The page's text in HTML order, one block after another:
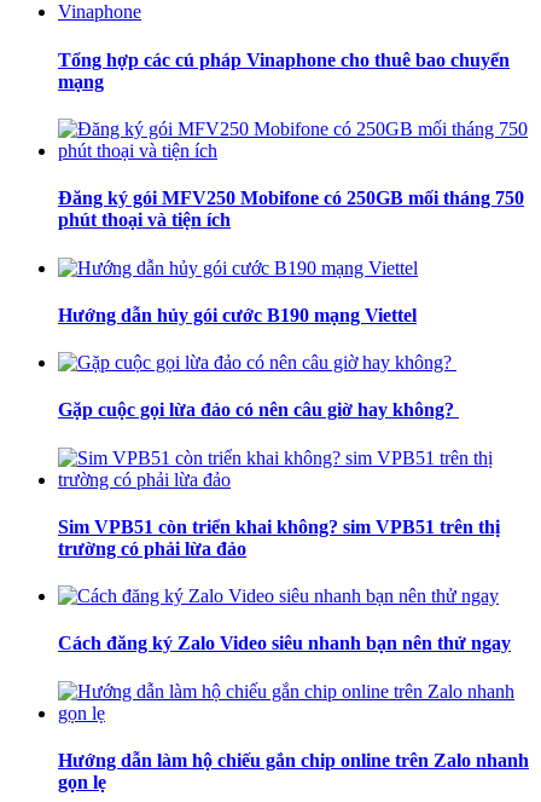
Tổng hợp các cú pháp Vinaphone cho thuê bao chuyển
mạng
Đăng ký gói MFV250 Mobifone có 250GB mối tháng 750
phút thoại và tiện ích
Hướng dẫn hủy gói cước B190 mạng Viettel
Gặp cuộc gọi lừa đảo có nên câu giờ hay không?
Sim VPB51 còn triển khai không? sim VPB51 trên thị
trường có phải lừa đảo
Cách đăng ký Zalo Video siêu nhanh bạn nên thử ngay
Hướng dẫn làm hộ chiếu gắn chip online trên Zalo nhanh
gọn lẹ